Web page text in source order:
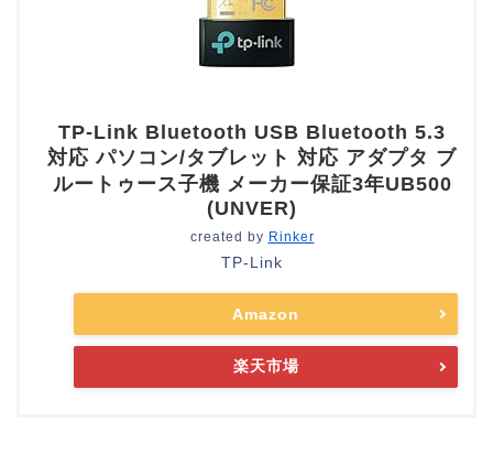
TP-Link Bluetooth USB Bluetooth 5.3
対応 パソコン/タブレット 対応 アダプタ ブ
ルートゥース子機 メーカー保証3年UB500
(UNVER)
created by Rinker
TP-Link
Amazon
楽天市場